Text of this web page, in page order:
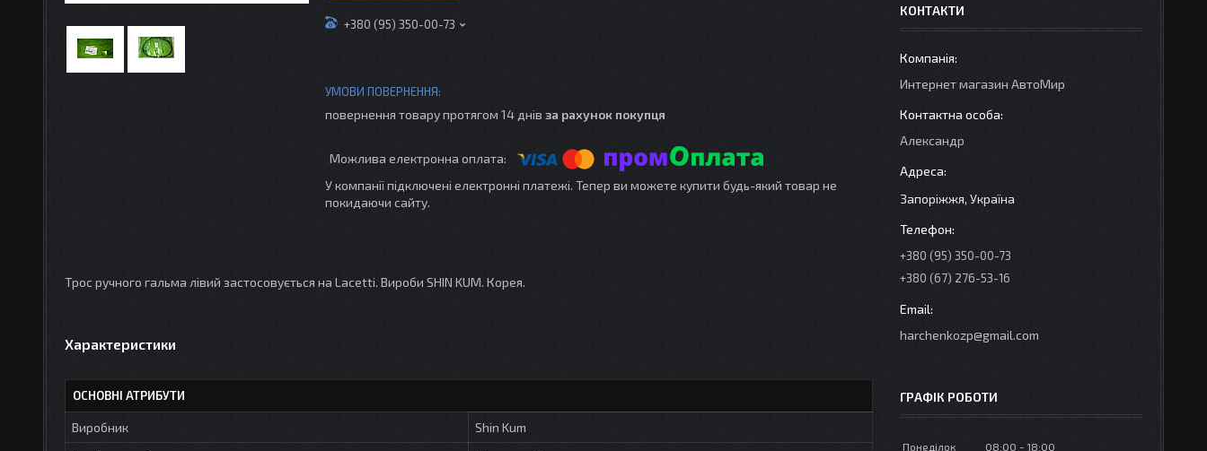
+380 (95) 350-00-73
повернення товару протягом 14 днів за рахунок покупця
У компанії підключені електронні платежі. Тепер ви можете купити будь-який товар не
покидаючи сайту.
Трос ручного гальма лівий застосовується на Lacetti. Вироби SHIN KUM. Корея.
Характеристики
ОСНОВНІ АТРИБУТИ
Виробник
Shin Kum
КОНТАКТИ
Интернет магазин АвтоМир
Александр
Запоріжжя, Україна
+380 (95) 350-00-73
+380 (67) 276-53-16
harchenkozp@gmail.com
ГРАФІК РОБОТИ
Понеділок 08:00
18:00